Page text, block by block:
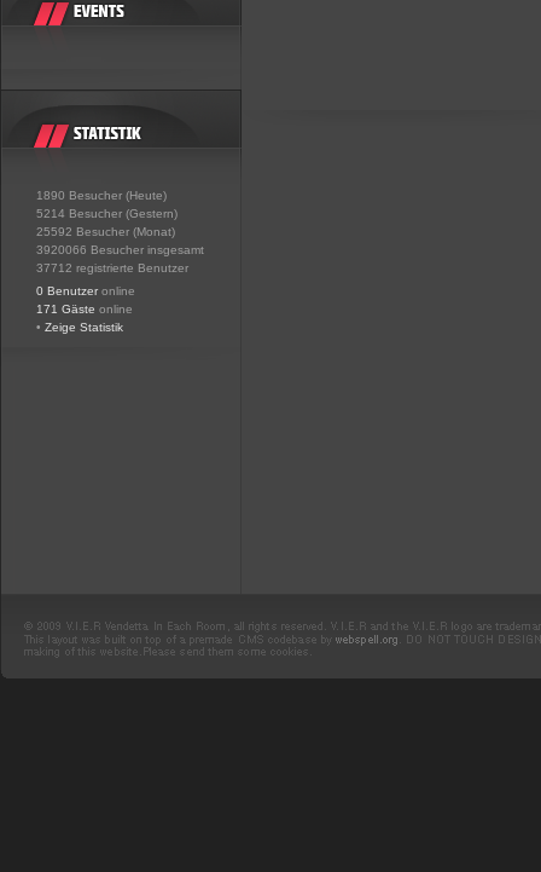
1890 Besucher (Heute)
5214 Besucher (Gestern)
25592 Besucher (Monat)
3920066 Besucher insgesamt
37712 registrierte Benutzer
0 Benutzer online
171 Gäste online
• Zeige Statistik